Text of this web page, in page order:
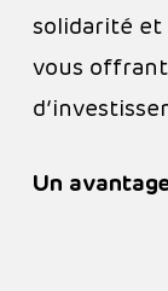
solidarité et
vous
Un